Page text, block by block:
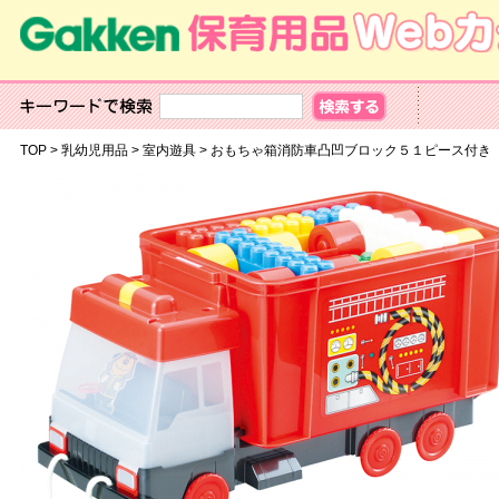
TOP> 乳幼児用品> 室内遊具> おもちゃ箱消防車凸凹ブロック５１ピース付き